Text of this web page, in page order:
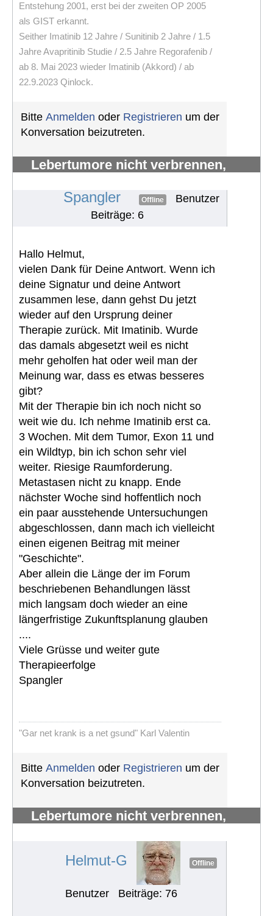
Entstehung 2001, erst bei der zweiten OP 2005
als GIST erkannt.
Seither Imatinib 12 Jahre / Sunitinib 2 Jahre / 1.5
Jahre Avapritinib Studie / 2.5 Jahre Regorafenib /
ab 8. Mai 2023 wieder Imatinib (Akkord) / ab
22.9.2023 Qinlock.
Bitte Anmelden oder Registrieren um der
Konversation beizutreten.
Lebertumore nicht verbrennen,
Spangler Offline
Benutzer
Beiträge: 6
Hallo Helmut,
vielen Dank für Deine Antwort. Wenn ich
deine Signatur und deine Antwort
zusammen lese, dann gehst Du jetzt
wieder auf den Ursprung deiner
Therapie zurück. Mit Imatinib. Wurde
das damals abgesetzt weil es nicht
mehr geholfen hat oder weil man der
Meinung war, dass es etwas besseres
gibt?
Mit der Therapie bin ich noch nicht so
weit wie du. Ich nehme Imatinib erst ca.
3 Wochen. Mit dem Tumor, Exon 11 und
ein Wildtyp, bin ich schon sehr viel
weiter. Riesige Raumforderung.
Metastasen nicht zu knapp. Ende
nächster Woche sind hoffentlich noch
ein paar ausstehende Untersuchungen
abgeschlossen, dann mach ich vielleicht
einen eigenen Beitrag mit meiner
"Geschichte".
Aber allein die Länge der im Forum
beschriebenen Behandlungen lässt
mich langsam doch wieder an eine
längerfristige Zukunftsplanung glauben
....
Viele Grüsse und weiter gute
Therapieerfolge
Spangler
"Gar net krank is a net gsund" Karl Valentin
Bitte Anmelden oder Registrieren um der
Konversation beizutreten.
Lebertumore nicht verbrennen,
Helmut-G Offline
Benutzer Beiträge: 76